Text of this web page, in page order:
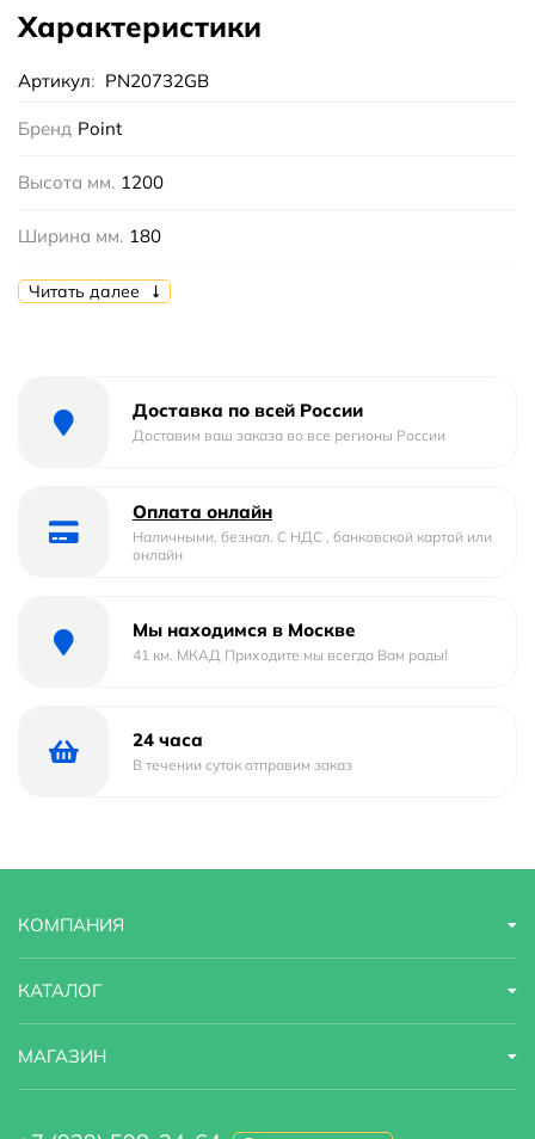
Характеристики
Артикул: PN20732GB
Бренд Point
Высота мм. 1200
Ширина мм. 180
Цвет Графит (Оружейная сталь)
конструкционная сталь
I-образная
Мощность Вт. 140
Терморегулятор есть
Теплоноситель сухой (нагревательный кабель)
Форма полотенцесушителя
Читать далее
Доставка по всей России
Доставим ваш заказа во все регионы России
Оплата онлайн
Наличными, безнал. С НДС , банковской картой или
онлайн
Мы находимся в Москве
41 км. МКАД Приходите мы всегда Вам рады!
24 часа
В течении суток отправим заказ
КОМПАНИЯ
КАТАЛОГ
МАГАЗИН